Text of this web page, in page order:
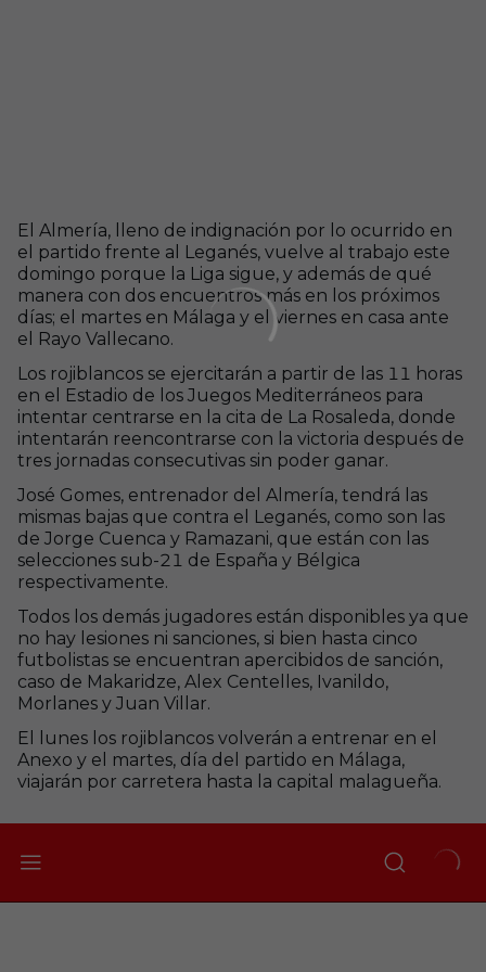
El Almería, lleno de indignación por lo ocurrido en
el partido frente al Leganés, vuelve al trabajo este
domingo porque la Liga sigue, y además de qué
manera con dos encuentros más en los próximos
días; el martes en Málaga y el viernes en casa ante
el Rayo Vallecano.
Los rojiblancos se ejercitarán a partir de las 11 horas
en el Estadio de los Juegos Mediterráneos para
intentar centrarse en la cita de La Rosaleda, donde
intentarán reencontrarse con la victoria después de
tres jornadas consecutivas sin poder ganar.
José Gomes, entrenador del Almería, tendrá las
mismas bajas que contra el Leganés, como son las
de Jorge Cuenca y Ramazani, que están con las
selecciones sub-21 de España y Bélgica
respectivamente.
Todos los demás jugadores están disponibles ya que
no hay lesiones ni sanciones, si bien hasta cinco
futbolistas se encuentran apercibidos de sanción,
caso de Makaridze, Alex Centelles, Ivanildo,
Morlanes y Juan Villar.
El lunes los rojiblancos volverán a entrenar en el
Anexo y el martes, día del partido en Málaga,
viajarán por carretera hasta la capital malagueña.